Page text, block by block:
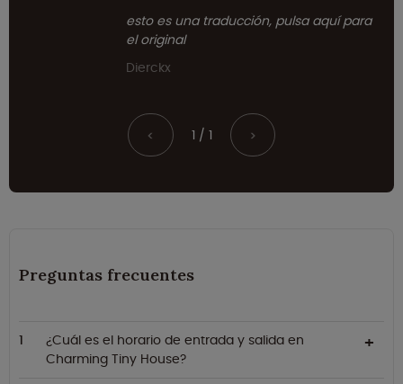
esto es una traducción, pulsa aquí para
el original
Dierckx
< 1 / 1 >
Preguntas frecuentes
¿Cuál es el horario de entrada y salida en
Charming Tiny House?